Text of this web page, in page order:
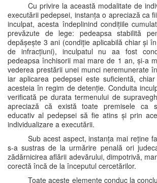
Cu privire la această modalitate de
executării pedepsei, instanța o apreciază ca
inculpat, acesta îndeplinind condițiile
prevăzute de lege: pedeapsa stabilită
depășește 3 ani (condiție aplicabilă chiar și
de infracțiuni), inculpatul nu aa fost
pedeapsa închisorii mai mare de 1 an, și-a
vederea prestării unei munci neremunerate
iar aplicarea pedepsei este suficientă,
acesteia în regim de detenție. Conduita
verificată pe durata termenului de
apreciază că există toate premisele ca
educativ al pedepsei să fie atins și prin
individualizare a executării.
Sub acest aspect, instanța mai reține
s-a sustras de la urmărire penală ori
zădărnicirea aflării adevărului, dimpotrivă,
corectă încă de la începutul cercetărilor.
Toate aceste elemente conduc la